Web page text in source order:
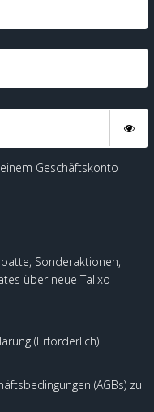
Geschäftskonto
Sonderaktionen,
über neue Talixo-
Erforderlich
(AGBs) zu